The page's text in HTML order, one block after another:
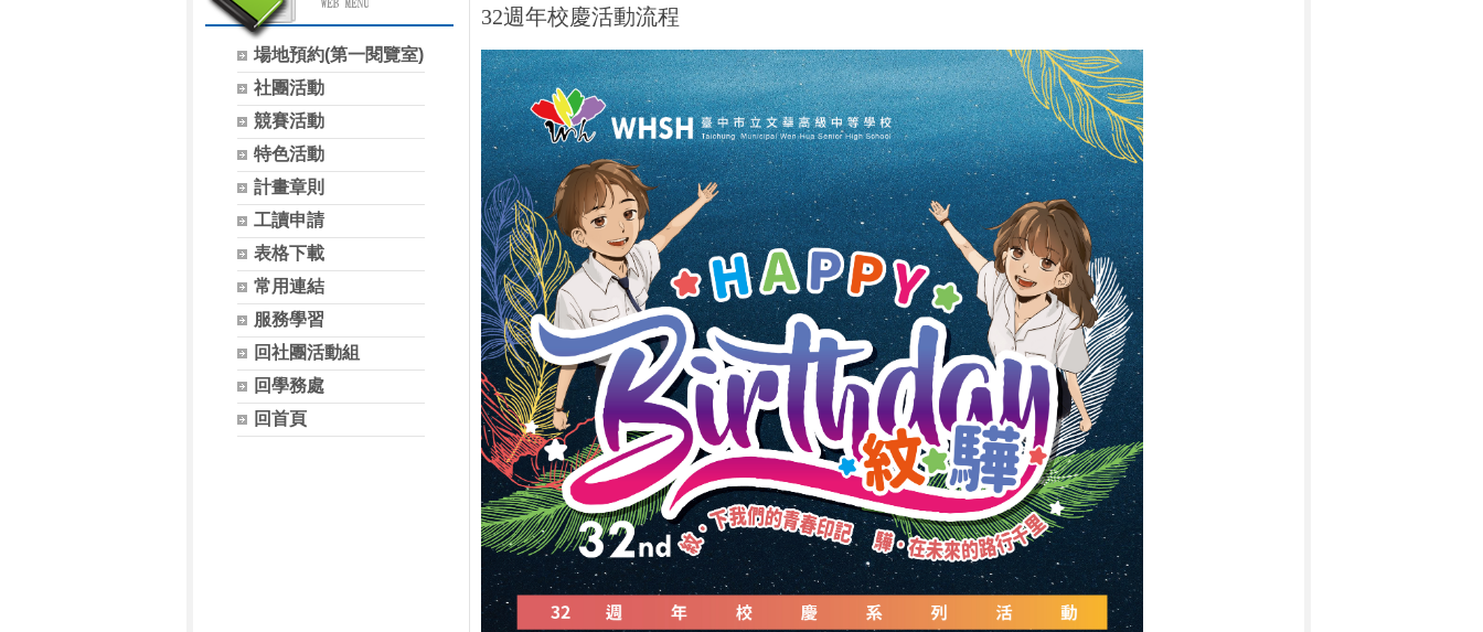
場地預約(第一閱覽室)
社團活動
競賽活動
特色活動
計畫章則
工讀申請
表格下載
常用連結
服務學習
回社團活動組
回學務處
回首頁
32週年校慶活動流程